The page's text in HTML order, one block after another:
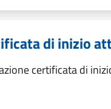
di inizio
certificata di